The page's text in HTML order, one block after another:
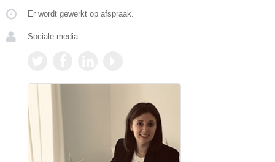
Er wordt gewerkt op afspraak.
Sociale media: